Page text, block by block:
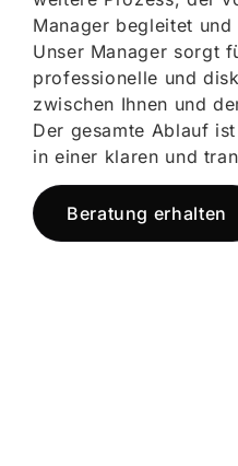
Manager begleitet
Unser Manager sorgt
professionelle und
zwischen Ihnen und
Der gesamte Ablauf
in einer klaren und
Beratung erhalten